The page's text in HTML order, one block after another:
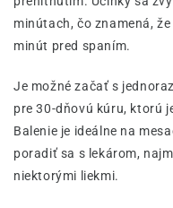
minútach, čo znamená,
minút pred spaním.
Je možné začať s
pre 30-dňovú kúru, ktorú
Balenie je ideálne na
poradiť sa s lekárom,
niektorými liekmi.